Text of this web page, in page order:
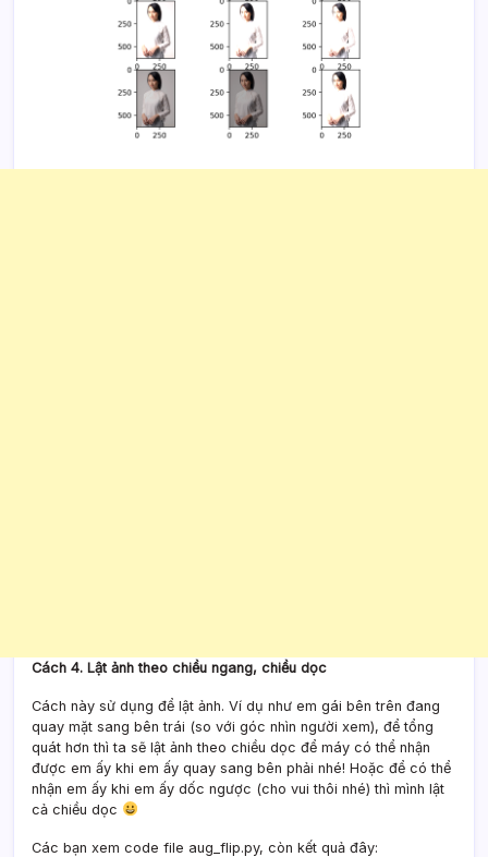
Cách 4. Lật ảnh theo chiều ngang, chiều dọc
Cách này sử dụng để lật ảnh. Ví dụ như em gái bên trên đang
quay mặt sang bên trái (so với góc nhìn người xem), để tổng
quát hơn thì ta sẽ lật ảnh theo chiều dọc để máy có thể nhận
được em ấy khi em ấy quay sang bên phải nhé! Hoặc để có thể
nhận em ấy khi em ấy dốc ngược (cho vui thôi nhé) thì mình lật
cả chiều dọc
Các bạn xem code file aug_flip.py, còn kết quả đây: